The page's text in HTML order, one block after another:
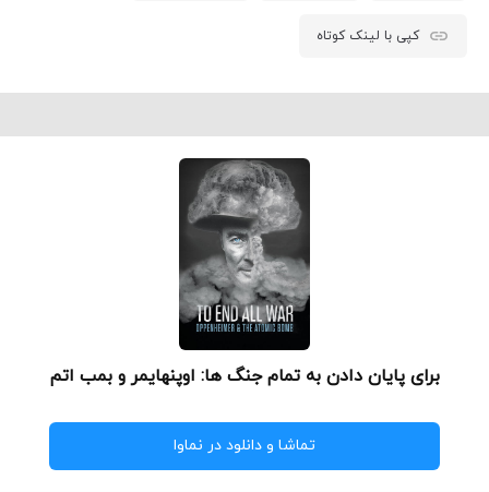
کپی با لینک کوتاه
برای پایان دادن به تمام جنگ ها: اوپنهایمر و بمب اتم
تماشا و دانلود در نماوا